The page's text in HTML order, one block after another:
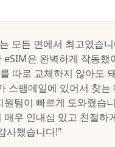
모든 면에서 최고였습
eSIM은 완벽하게 작동했
따로 교체하지 않아도
스팸메일에 있어서 찾는
원팀이 빠르게 도와줬습
매우 인내심 있고 친절하
사했습니다!"